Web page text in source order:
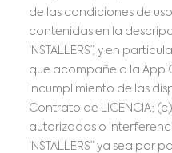
de las condiciones de
contenidas en la
INSTALLERS”, y en
que acompañe a la App
incumplimiento de las
Contrato de LICENCIA;
autorizadas o
INSTALLERS” ya sea por